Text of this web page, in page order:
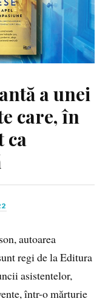
a unei
care, în
ca
autoarea
regi de la Editura
asistentelor,
într-o mărturie